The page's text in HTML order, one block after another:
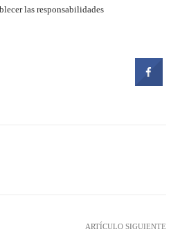
las responsabilidades
ARTÍCULO SIGUIENTE